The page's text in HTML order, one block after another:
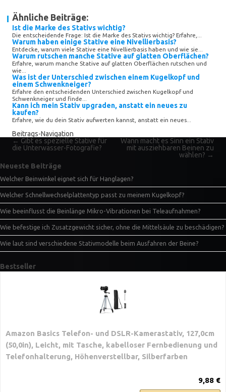
Ähnliche Beiträge:
Ist die Marke des Stativs wichtig?
Die entscheidende Frage: Ist die Marke des Stativs wichtig? Erfahre,...
Warum haben einige Stative eine Nivellierbasis?
Entdecke, warum viele Stative eine Nivellierbasis haben und wie sie...
Warum rutschen manche Stative auf glatten Oberflächen?
Erfahre, warum manche Stative auf glatten Oberflächen rutschen und
wie...
Was ist der Unterschied zwischen einem Kugelkopf und
einem Schwenkneiger?
Erfahre den entscheidenden Unterschied zwischen Kugelkopf und
Schwenkneiger und finde...
Kann ich mein Stativ upgraden, anstatt ein neues zu
kaufen?
Erfahre, wie du dein Stativ aufwerten kannst, anstatt ein neues...
Beitrags-Navigation
← Gibt es spezielle Stative für
die Unterwasser-Fotografie?
Wann macht es Sinn ein Stativ
mit ausziehbaren Beinen zu
wählen? →
Neueste Beiträge
Welcher Beinwinkel eignet sich für Hanglagen?
Welcher Schnellwechselplattentyp passt zu meinem Kugelkopf?
Wie beeinflusst die Beinlänge Mikro-Vibrationen bei Teleaufnahmen?
Wie befestige ich Zusatzgewicht sicher, ohne die Mittelsäule zu beschädigen?
Wie laut sind verschiedene Stativmodelle beim Ausfahren der Beine?
Bestseller
Amazon Basics Telefon- und DSLR-Kamerastativ, 127,0cm
(50,0in), Leicht, mit Tasche, kabelloser Fernbedienung und
Telefonhalterung, Höhenverstellbar, Silberfarben
9,88 €